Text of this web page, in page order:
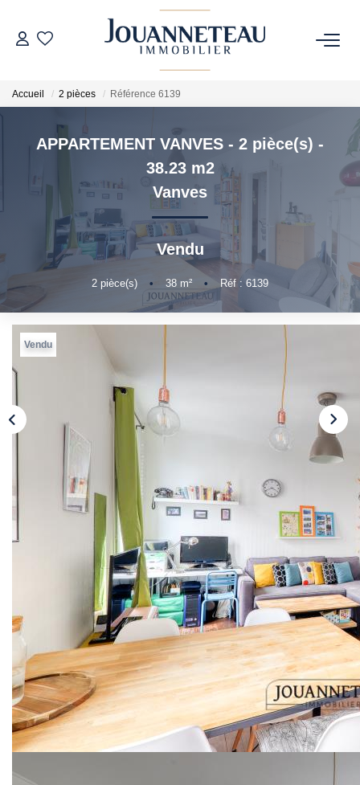
OFF-MARKET
ESTIMER
Estimation En Ligne
Estimation Sur Rendez-Vous
NOTRE HISTOIRE
CONTACT
Accueil 2 pièces Référence 6139
APPARTEMENT VANVES - 2 pièce(s) -
38.23 m2
Vanves
Vendu
2 pièce(s) • 38 m² • Réf : 6139
Vendu
Description
Réf : 6139
--- SOUS COMPROMIS DE VENTE --- EXCLUSIVITE -
JOUANNETEAU IMMOBILIER établi à VANVES depuis
1950 vous propose : A 7 mn à pied du métro Ligne 13
Plateau de VANVES, Bus 89 à 100 m, commerces et
centre ville à proximité immédiats. Dans petite copropriété